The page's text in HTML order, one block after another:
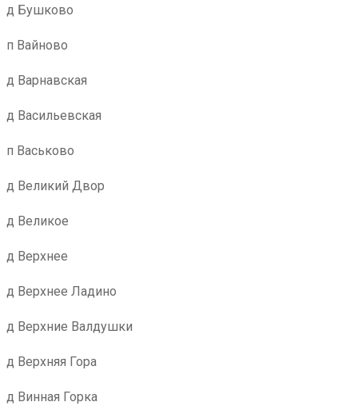
д Бушково
п Вайново
д Варнавская
д Васильевская
п Васьково
д Великий Двор
д Великое
д Верхнее
д Верхнее Ладино
д Верхние Валдушки
д Верхняя Гора
д Винная Горка